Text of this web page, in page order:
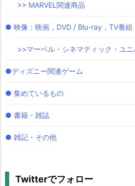
>> MARVEL関連商品
● 映像：映画，DVD / Blu-ray，TV番組
>>マーベル・シネマティック・ユニ
●ディズニー関連ゲーム
● 集めているもの
● 書籍・雑誌
● 雑記・その他
Twitterでフォロー